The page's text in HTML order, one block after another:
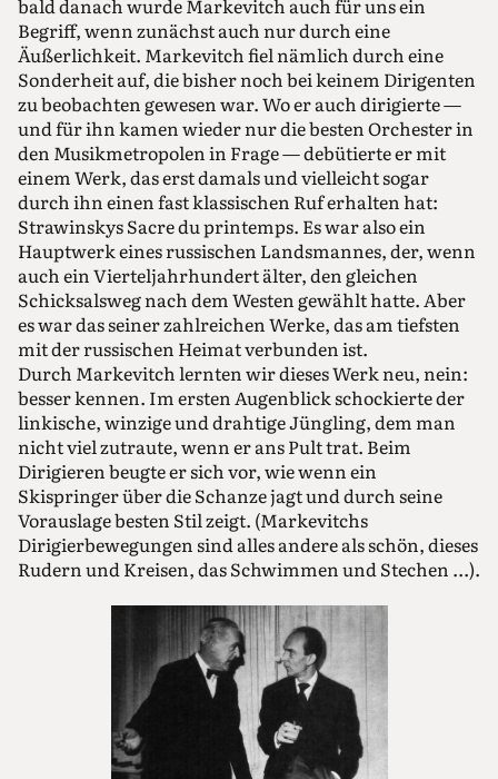
Begriff, wenn zunächst auch nur durch eine
Äußerlichkeit. Markevitch fiel nämlich durch eine
Sonderheit auf, die bisher noch bei keinem Dirigenten
zu beobachten gewesen war. Wo er auch dirigierte —
und für ihn kamen wieder nur die besten Orchester in
den Musikmetropolen in Frage — debütierte er mit
einem Werk, das erst damals und vielleicht sogar
durch ihn einen fast klassischen Ruf erhalten hat:
Strawinskys Sacre du printemps. Es war also ein
Hauptwerk eines russischen Landsmannes, der, wenn
auch ein Vierteljahrhundert älter, den gleichen
Schicksalsweg nach dem Westen gewählt hatte. Aber
es war das seiner zahlreichen Werke, das am tiefsten
mit der russischen Heimat verbunden ist.
Durch Markevitch lernten wir dieses Werk neu, nein:
besser kennen. Im ersten Augenblick schockierte der
linkische, winzige und drahtige Jüngling, dem man
nicht viel zutraute, wenn er ans Pult trat. Beim
Dirigieren beugte er sich vor, wie wenn ein
Skispringer über die Schanze jagt und durch seine
Vorauslage besten Stil zeigt. (Markevitchs
Dirigierbewegungen sind alles andere als schön, dieses
Rudern und Kreisen, das Schwimmen und Stechen ...).